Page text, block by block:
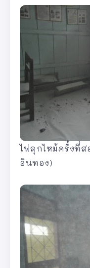
ไฟลุกไหม้ครั้งที่ส
อินทอง)